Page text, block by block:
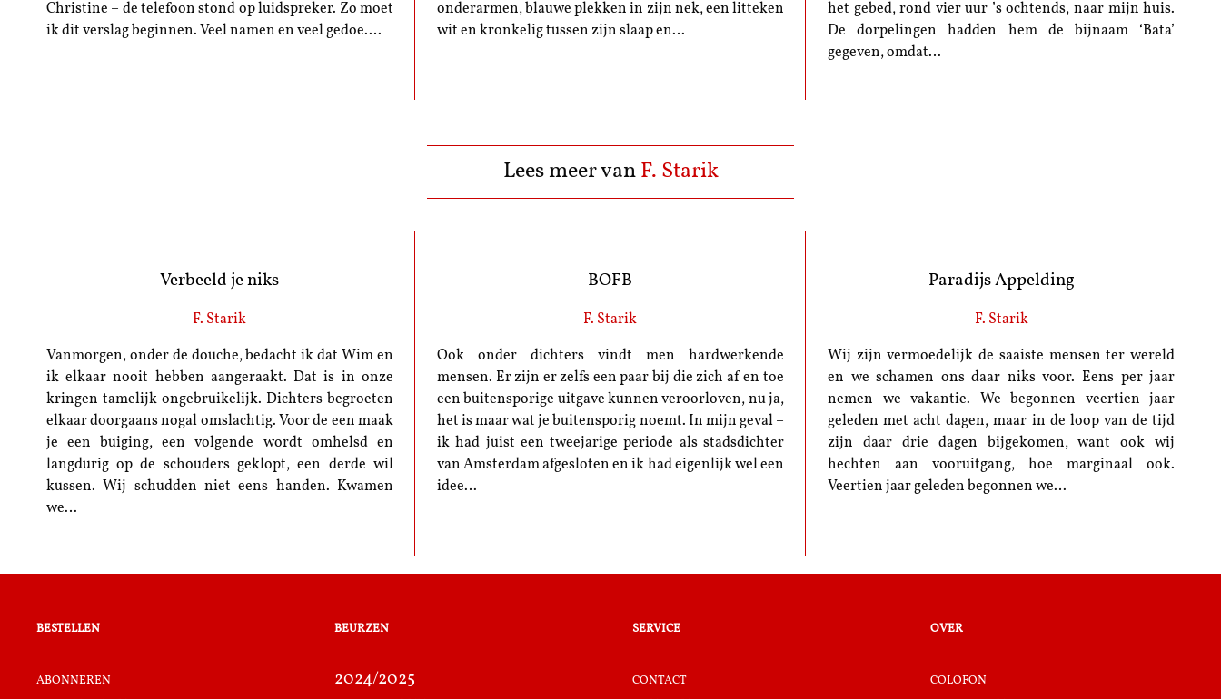
Christine – de telefoon stond op luidspreker. Zo moet
ik dit verslag beginnen. Veel namen en veel gedoe.…
onderarmen, blauwe plekken in zijn nek, een litteken
wit en kronkelig tussen zijn slaap en…
het gebed, rond vier uur ’s ochtends, naar mijn huis.
De dorpelingen hadden hem de bijnaam ‘Bata’
gegeven, omdat…
Lees meer van F. Starik
Verbeeld je niks
F. Starik
Vanmorgen, onder de douche, bedacht ik dat Wim en
ik elkaar nooit hebben aangeraakt. Dat is in onze
kringen tamelijk ongebruikelijk. Dichters begroeten
elkaar doorgaans nogal omslachtig. Voor de een maak
je een buiging, een volgende wordt omhelsd en
langdurig op de schouders geklopt, een derde wil
kussen. Wij schudden niet eens handen. Kwamen
we…
BOFB
F. Starik
Ook onder dichters vindt men hardwerkende
mensen. Er zijn er zelfs een paar bij die zich af en toe
een buitensporige uitgave kunnen veroorloven, nu ja,
het is maar wat je buitensporig noemt. In mijn geval –
ik had juist een tweejarige periode als stadsdichter
van Amsterdam afgesloten en ik had eigenlijk wel een
idee…
Paradijs Appelding
F. Starik
Wij zijn vermoedelijk de saaiste mensen ter wereld
en we schamen ons daar niks voor. Eens per jaar
nemen we vakantie. We begonnen veertien jaar
geleden met acht dagen, maar in de loop van de tijd
zijn daar drie dagen bijgekomen, want ook wij
hechten aan vooruitgang, hoe marginaal ook.
Veertien jaar geleden begonnen we…
bestellen
abonneren
beurzen
2024/2025
service
contact
over
colofon